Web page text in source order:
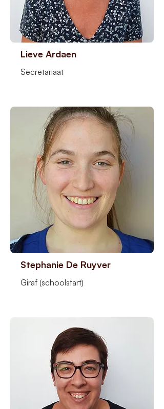
Lieve Ardaen
Secretariaat
Stephanie De Ruyver
Giraf (schoolstart)